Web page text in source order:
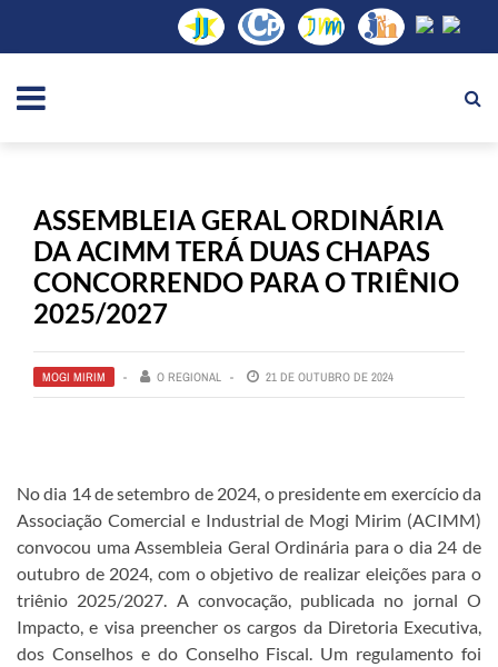
ASSEMBLEIA GERAL ORDINÁRIA
DA ACIMM TERÁ DUAS CHAPAS
CONCORRENDO PARA O TRIÊNIO
2025/2027
MOGI MIRIM O REGIONAL 21 DE OUTUBRO DE 2024
No dia 14 de setembro de 2024, o presidente em exercício da
Associação Comercial e Industrial de Mogi Mirim (ACIMM)
convocou uma Assembleia Geral Ordinária para o dia 24 de
outubro de 2024, com o objetivo de realizar eleições para o
triênio 2025/2027. A convocação, publicada no jornal O
Impacto, e visa preencher os cargos da Diretoria Executiva,
dos Conselhos e do Conselho Fiscal. Um regulamento foi